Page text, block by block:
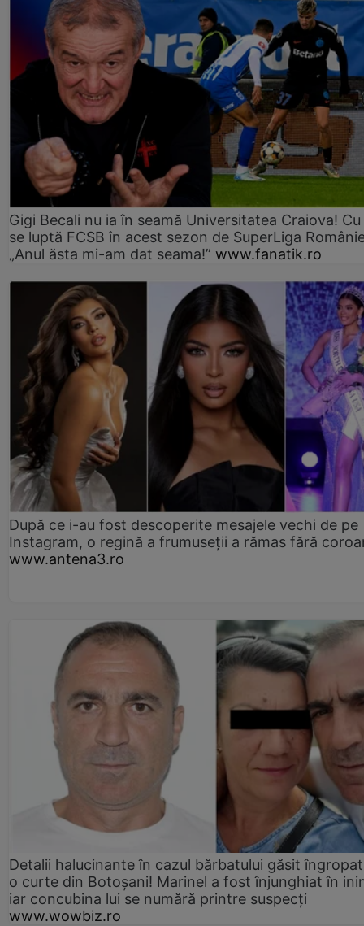
Gigi Becali nu ia în seamă Universitatea Craiova!
se luptă FCSB în acest sezon de SuperLiga
„Anul ăsta mi-am dat seama!” www.fanatik.ro
După ce i-au fost descoperite mesajele vechi de pe
Instagram, o regină a frumuseții a rămas fără
www.antena3.ro
Detalii halucinante în cazul bărbatului găsit
o curte din Botoșani! Marinel a fost înjunghiat în
iar concubina lui se numără printre suspecți
www.wowbiz.ro